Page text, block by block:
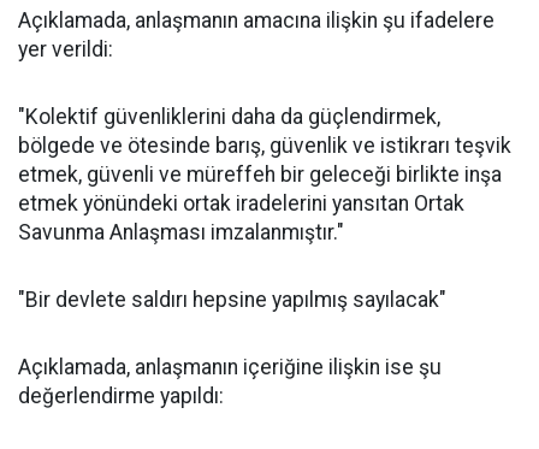
Açıklamada, anlaşmanın amacına ilişkin şu ifadelere
yer verildi:
"Kolektif güvenliklerini daha da güçlendirmek,
bölgede ve ötesinde barış, güvenlik ve istikrarı teşvik
etmek, güvenli ve müreffeh bir geleceği birlikte inşa
etmek yönündeki ortak iradelerini yansıtan Ortak
Savunma Anlaşması imzalanmıştır."
"Bir devlete saldırı hepsine yapılmış sayılacak"
Açıklamada, anlaşmanın içeriğine ilişkin ise şu
değerlendirme yapıldı: